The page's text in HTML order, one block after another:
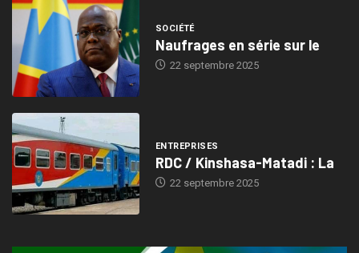
SOCIÉTÉ
Naufrages en série sur le
22 septembre 2025
ENTREPRISES
RDC / Kinshasa-Matadi : La
22 septembre 2025